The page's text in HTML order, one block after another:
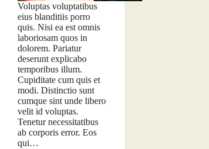
Voluptas voluptatibus
eius blanditiis porro
quis. Nisi ea est omnis
laboriosam quos in
dolorem. Pariatur
deserunt explicabo
temporibus illum.
Cupiditate cum quis et
modi. Distinctio sunt
cumque sint unde libero
velit id voluptas.
Tenetur necessitatibus
ab corporis error. Eos
qui…